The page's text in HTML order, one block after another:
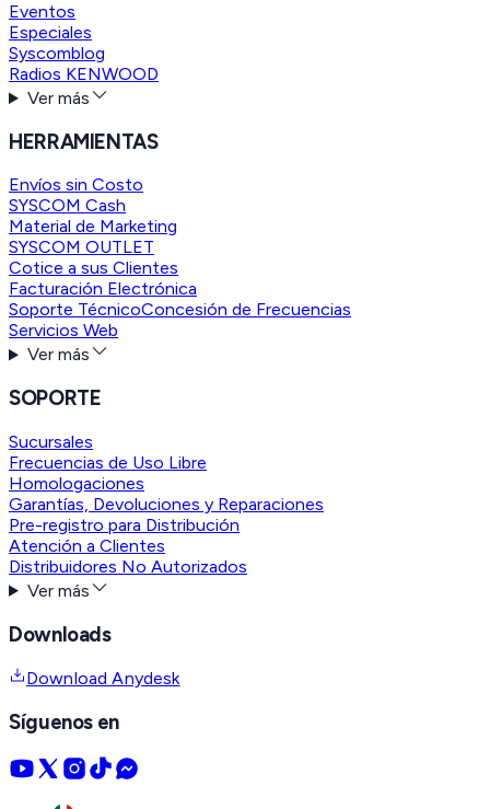
Eventos
Especiales
Syscomblog
Radios KENWOOD
Ver más
HERRAMIENTAS
Envíos sin Costo
SYSCOM Cash
Material de Marketing
SYSCOM OUTLET
Cotice a sus Clientes
Facturación Electrónica
Soporte TécnicoConcesión de Frecuencias
Servicios Web
Ver más
SOPORTE
Sucursales
Frecuencias de Uso Libre
Homologaciones
Garantías, Devoluciones y Reparaciones
Pre-registro para Distribución
Atención a Clientes
Distribuidores No Autorizados
Ver más
Downloads
Download Anydesk
Síguenos en